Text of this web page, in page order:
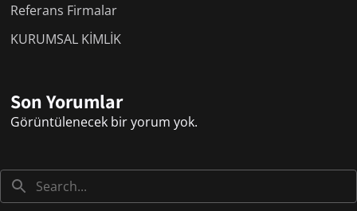
Referans Firmalar
KURUMSAL KİMLİK
Son Yorumlar
Görüntülenecek bir yorum yok.